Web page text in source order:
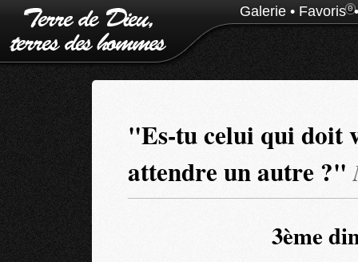
Galerie • Favoris0
"Es-tu celui qui doit
attendre un autre ?"
3ème